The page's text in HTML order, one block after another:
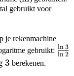
gebruikt voor
je rekenmachine
gebruikt: ln2
ln3
3 berekenen.